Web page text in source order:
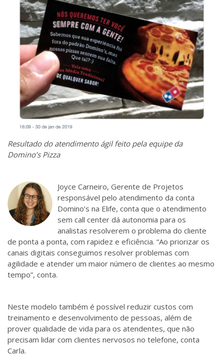
Resultado do atendimento ágil feito pela equipe da
Domino’s Pizza
Joyce Carneiro, Gerente de Projetos
responsável pelo atendimento da conta
Domino’s na Elife, conta que o atendimento
sem call center dá autonomia para os
analistas resolverem o problema do cliente
de ponta a ponta, com rapidez e eficiência. “Ao priorizar os
canais digitais conseguimos resolver problemas com
agilidade e atender um maior número de clientes ao mesmo
tempo”, conta.
Neste modelo também é possível reduzir custos com
treinamento e desenvolvimento de pessoas, além de
prover qualidade de vida para os atendentes, que não
precisam lidar com clientes nervosos no telefone, conta
Carla.